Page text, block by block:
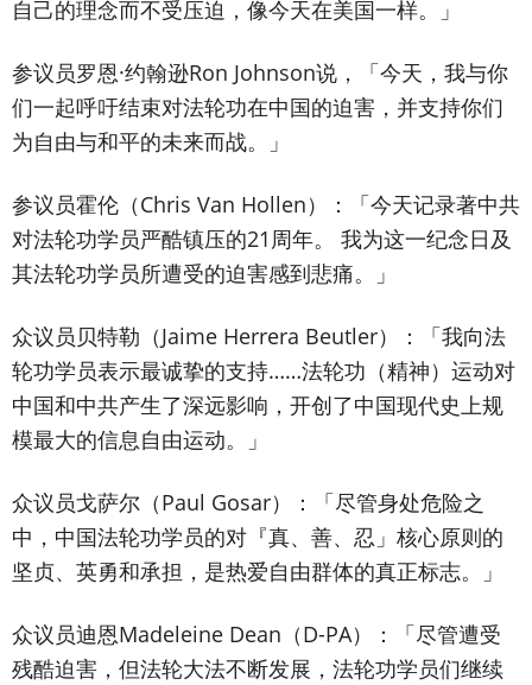
自己的理念而不受压迫，像今天在美国一样。」
参议员罗恩·约翰逊Ron Johnson说，「今天，我与你
们一起呼吁结束对法轮功在中国的迫害，并支持你们
为自由与和平的未来而战。」
参议员霍伦（Chris Van Hollen）：「今天记录著中共
对法轮功学员严酷镇压的21周年。 我为这一纪念日及
其法轮功学员所遭受的迫害感到悲痛。」
众议员贝特勒（Jaime Herrera Beutler）：「我向法
轮功学员表示最诚挚的支持……法轮功（精神）运动对
中国和中共产生了深远影响，开创了中国现代史上规
模最大的信息自由运动。」
众议员戈萨尔（Paul Gosar）：「尽管身处危险之
中，中国法轮功学员的对『真、善、忍」核心原则的
坚贞、英勇和承担，是热爱自由群体的真正标志。」
众议员迪恩Madeleine Dean（D-PA）：「尽管遭受
残酷迫害，但法轮大法不断发展，法轮功学员们继续